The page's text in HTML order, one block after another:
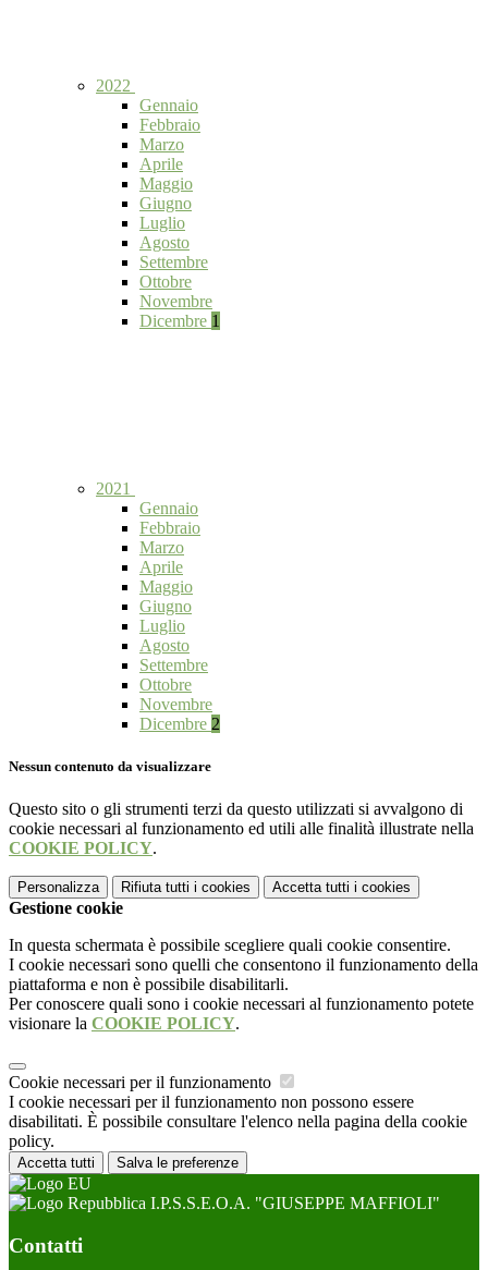
2022
Gennaio
Febbraio
Marzo
Aprile
Maggio
Giugno
Luglio
Agosto
Settembre
Ottobre
Novembre
Dicembre 1
2021
Gennaio
Febbraio
Marzo
Aprile
Maggio
Giugno
Luglio
Agosto
Settembre
Ottobre
Novembre
Dicembre 2
Nessun contenuto da visualizzare
Questo sito o gli strumenti terzi da questo utilizzati si avvalgono di
cookie necessari al funzionamento ed utili alle finalità illustrate nella
COOKIE POLICY.
Personalizza Rifiuta tutti i cookies Accetta tutti i cookies
Gestione cookie
In questa schermata è possibile scegliere quali cookie consentire.
I cookie necessari sono quelli che consentono il funzionamento della
piattaforma e non è possibile disabilitarli.
Per conoscere quali sono i cookie necessari al funzionamento potete
visionare la COOKIE POLICY.
Cookie necessari per il funzionamento
I cookie necessari per il funzionamento non possono essere
disabilitati. È possibile consultare l'elenco nella pagina della cookie
policy.
Accetta tutti Salva le preferenze
I.P.S.S.E.O.A. "GIUSEPPE MAFFIOLI"
Contatti